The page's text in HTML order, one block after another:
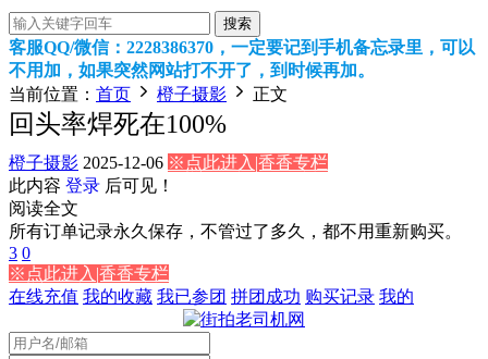
搜索
客服QQ/微信：2228386370，一定要记到手机备忘录里，可以
不用加，如果突然网站打不开了，到时候再加。
当前位置： 首页 橙子摄影 正文
回头率焊死在100%
橙子摄影 2025-12-06 ※点此进入|香香专栏
此内容 登录 后可见！
阅读全文
所有订单记录永久保存，不管过了多久，都不用重新购买。
3 0
※点此进入|香香专栏
在线充值 我的收藏 我已参团 拼团成功 购买记录 我的